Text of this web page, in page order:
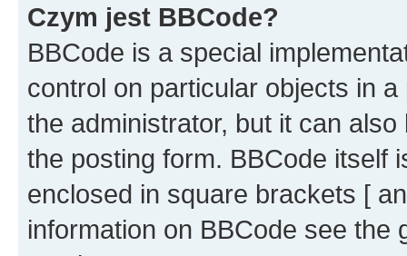
Czym jest BBCode?
BBCode is a special
control on particular objects in
the administrator, but it can
the posting form. BBCode itself
enclosed in square brackets [
information on BBCode see